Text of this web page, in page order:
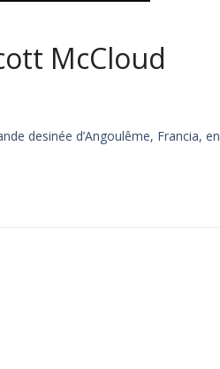
McCloud
desinée d’Angoulême, Francia, en